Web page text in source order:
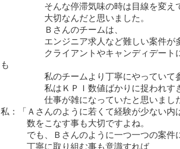
そんな停滞気味の時は目線を変えて
大切なんだと思いました。
Ｂさんのチームは、
エンジニア求人など難しい案件が多
クライアントやキャンディデートに
も
私のチームより丁寧にやっていて参
私はＫＰＩ数値ばかりに捉われす
仕事が雑になっていたと思いまし
私：「Ａさんのように若くて経験が少ない内
数をこなす事も大切ですよね。
でも、Ｂさんのように一つ一つの案件
丁寧に取り組む事も意識すれば